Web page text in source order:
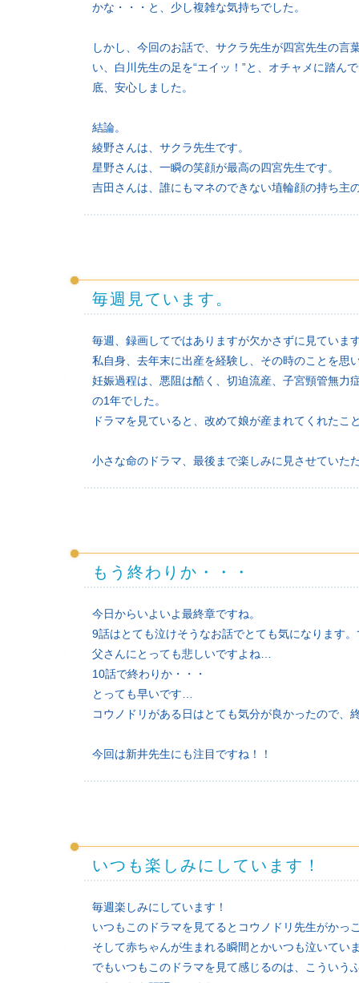
かな・・・と、少し複雑な気持ちでした。
しかし、今回のお話で、サクラ先生が四宮先生の
い、白川先生の足を“エイッ！”と、オチャメに踏ん
底、安心しました。
結論。
綾野さんは、サクラ先生です。
星野さんは、一瞬の笑顔が最高の四宮先生です。
吉田さんは、誰にもマネのできない埴輪顔の持ち主
毎週見ています。
毎週、録画してではありますが欠かさずに見ていま
私自身、去年末に出産を経験し、その時のことを思
妊娠過程は、悪阻は酷く、切迫流産、子宮頸管無力
の1年でした。
ドラマを見ていると、改めて娘が産まれてくれた
小さな命のドラマ、最後まで楽しみに見させていた
もう終わりか・・・
今日からいよいよ最終章ですね。
9話はとても泣けそうなお話でとても気になります
父さんにとっても悲しいですよね…
10話で終わりか・・・
とっても早いです…
コウノドリがある日はとても気分が良かったので
今回は新井先生にも注目ですね！！
いつも楽しみにしています！
毎週楽しみにしています！
いつもこのドラマを見てるとコウノドリ先生がかっ
そして赤ちゃんが生まれる瞬間とかいつも泣いてい
でもいつもこのドラマを見て感じるのは、こういう